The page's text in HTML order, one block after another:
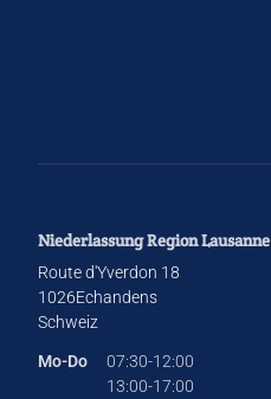
Niederlassung Region Lausanne
Route d'Yverdon 18
1026Echandens
Schweiz
Mo-Do
07:30-12:00
13:00-17:00